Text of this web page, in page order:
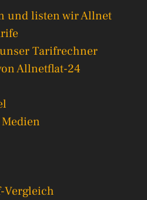
und listen wir Allnet
Tarifrechner
Allnetflat-24